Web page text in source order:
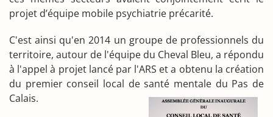
projet d’équipe mobile psychiatrie précarité.
C'est ainsi qu'en 2014 un groupe de professionnels du
territoire, autour de l'équipe du Cheval Bleu, a répondu
à l'appel à projet lancé par l'ARS et a obtenu la création
du premier conseil local de santé mentale du Pas de
Calais.